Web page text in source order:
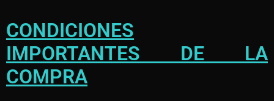
CONDICIONES
IMPORTANTES DE LA
COMPRA